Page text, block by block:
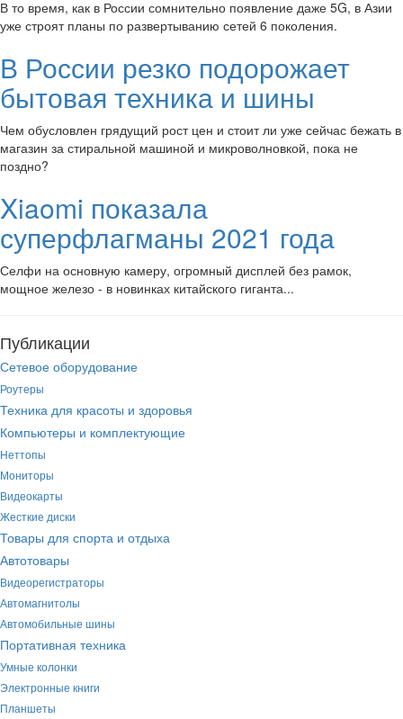
В то время, как в России сомнительно появление даже 5G, в Азии
уже строят планы по развертыванию сетей 6 поколения.
В России резко подорожает
бытовая техника и шины
Чем обусловлен грядущий рост цен и стоит ли уже сейчас бежать в
магазин за стиральной машиной и микроволновкой, пока не
поздно?
Xiaomi показала
суперфлагманы 2021 года
Селфи на основную камеру, огромный дисплей без рамок,
мощное железо - в новинках китайского гиганта...
Публикации
Сетевое оборудование
Роутеры
Техника для красоты и здоровья
Компьютеры и комплектующие
Неттопы
Мониторы
Видеокарты
Жесткие диски
Товары для спорта и отдыха
Автотовары
Видеорегистраторы
Автомагнитолы
Автомобильные шины
Портативная техника
Умные колонки
Электронные книги
Планшеты